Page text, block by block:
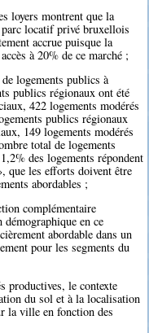
loyers montrent que la
locatif privé bruxellois
accrue puisque la
à 20% de ce marché ;
logements publics à
publics régionaux ont été
422 logements modérés
publics régionaux
149 logements modérés
total de logements
des logements répondent
que les efforts doivent être
abordables ;
complémentaire
démographique en ce
abordable dans un
pour les segments du
productives, le contexte
du sol et à la localisation
la ville en fonction des